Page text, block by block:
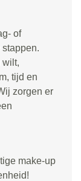
of
wilt,
tijd en
zorgen er
make-up